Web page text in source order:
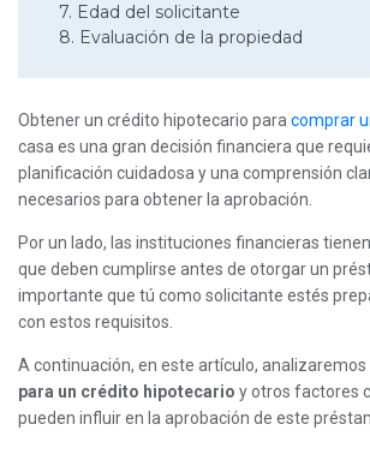
7. Edad del solicitante
8. Evaluación de la propiedad
Obtener un crédito hipotecario paracomprar
casa es una gran decisión financiera que
planificación cuidadosa y una comprensión
necesarios para obtener la aprobación.
Por un lado, las instituciones financieras
que deben cumplirse antes de otorgar un
importante que tú como solicitante estés
con estos requisitos.
A continuación, en este artículo, analizaremos
para un crédito hipotecario y otros factores
pueden influir en la aprobación de este